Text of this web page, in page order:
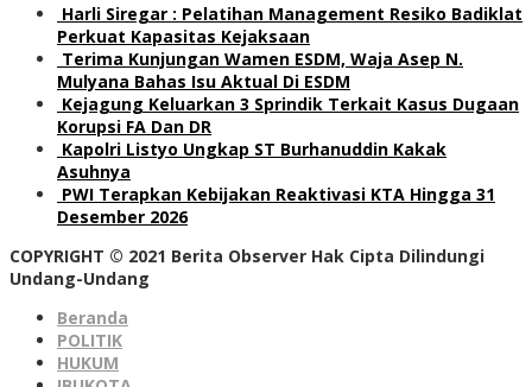
Harli Siregar : Pelatihan Management Resiko Badiklat
Perkuat Kapasitas Kejaksaan
Terima Kunjungan Wamen ESDM, Waja Asep N.
Mulyana Bahas Isu Aktual Di ESDM
Kejagung Keluarkan 3 Sprindik Terkait Kasus Dugaan
Korupsi FA Dan DR
Kapolri Listyo Ungkap ST Burhanuddin Kakak
Asuhnya
PWI Terapkan Kebijakan Reaktivasi KTA Hingga 31
Desember 2026
COPYRIGHT © 2021 Berita Observer Hak Cipta Dilindungi
Undang-Undang
Beranda
POLITIK
HUKUM